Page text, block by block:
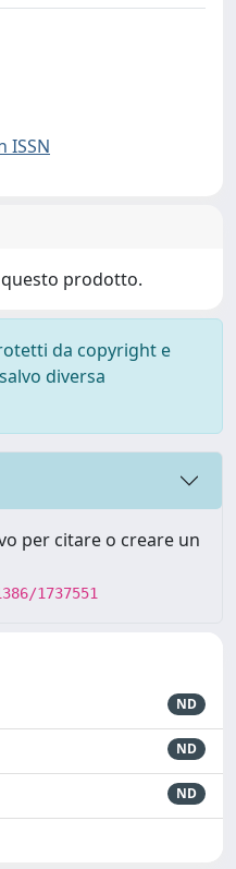
ISSN
prodotto.
da copyright e
diversa
per citare o creare un
1737551
ND
ND
ND